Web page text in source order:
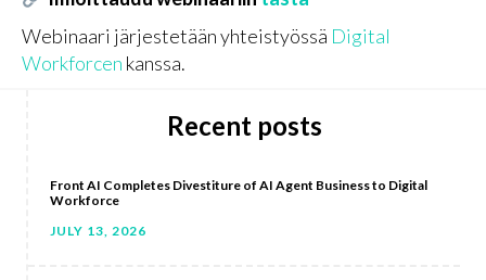
Webinaari järjestetään yhteistyössä Digital
Workforcen kanssa.
Recent posts
Front AI Completes Divestiture of AI Agent Business to Digital
Workforce
JULY 13, 2026